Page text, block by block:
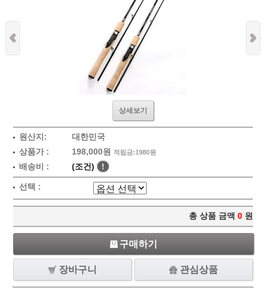
상세보기
원산지:
대한민국
상품가 :
198,000원 적립금:1980원
배송비 : (조건) !
선택 :
총 상품 금액 0 원
구매하기
장바구니 관심상품